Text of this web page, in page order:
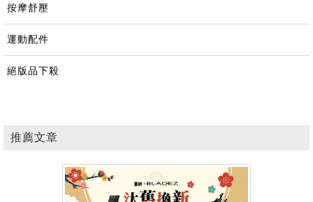
按摩舒壓
運動配件
絕版品下殺
推薦文章